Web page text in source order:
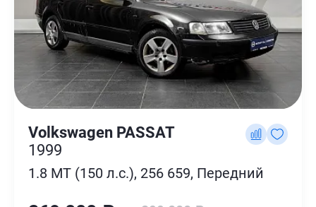
Volkswagen PASSAT
1999
1.8 MT (150 л.с.), 256 659, Передний